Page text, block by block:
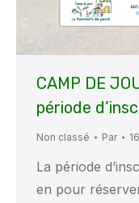
CAMP DE
période
Non classé Par
La période
en pour